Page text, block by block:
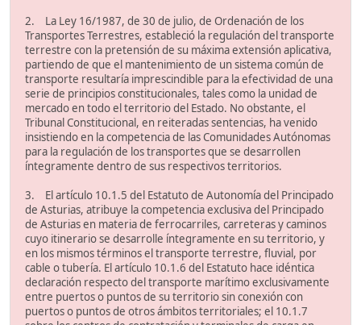
2. La Ley 16/1987, de 30 de julio, de Ordenación de los
Transportes Terrestres, estableció la regulación del transporte
terrestre con la pretensión de su máxima extensión aplicativa,
partiendo de que el mantenimiento de un sistema común de
transporte resultaría imprescindible para la efectividad de una
serie de principios constitucionales, tales como la unidad de
mercado en todo el territorio del Estado. No obstante, el
Tribunal Constitucional, en reiteradas sentencias, ha venido
insistiendo en la competencia de las Comunidades Autónomas
para la regulación de los transportes que se desarrollen
íntegramente dentro de sus respectivos territorios.
3. El artículo 10.1.5 del Estatuto de Autonomía del Principado
de Asturias, atribuye la competencia exclusiva del Principado
de Asturias en materia de ferrocarriles, carreteras y caminos
cuyo itinerario se desarrolle íntegramente en su territorio, y
en los mismos términos el transporte terrestre, fluvial, por
cable o tubería. El artículo 10.1.6 del Estatuto hace idéntica
declaración respecto del transporte marítimo exclusivamente
entre puertos o puntos de su territorio sin conexión con
puertos o puntos de otros ámbitos territoriales; el 10.1.7